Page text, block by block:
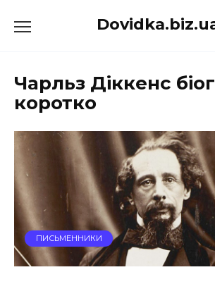
до
Чарльз Діккенс
коротко
ПИСЬМЕННИКИ